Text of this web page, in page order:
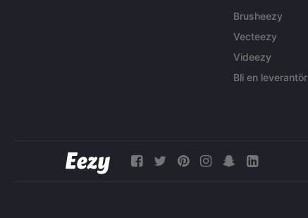
Brusheezy
Vecteezy
Videezy
Bli en leverantör